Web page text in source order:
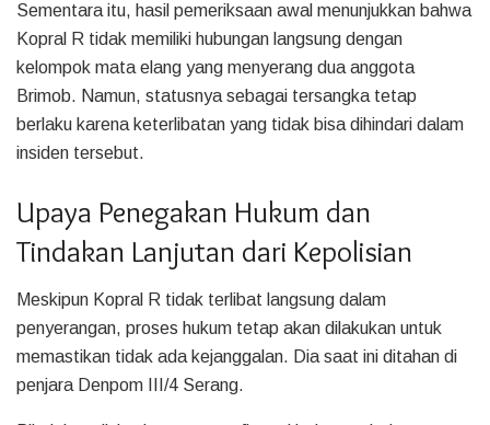
Sementara itu, hasil pemeriksaan awal menunjukkan bahwa
Kopral R tidak memiliki hubungan langsung dengan
kelompok mata elang yang menyerang dua anggota
Brimob. Namun, statusnya sebagai tersangka tetap
berlaku karena keterlibatan yang tidak bisa dihindari dalam
insiden tersebut.
Upaya Penegakan Hukum dan
Tindakan Lanjutan dari Kepolisian
Meskipun Kopral R tidak terlibat langsung dalam
penyerangan, proses hukum tetap akan dilakukan untuk
memastikan tidak ada kejanggalan. Dia saat ini ditahan di
penjara Denpom III/4 Serang.